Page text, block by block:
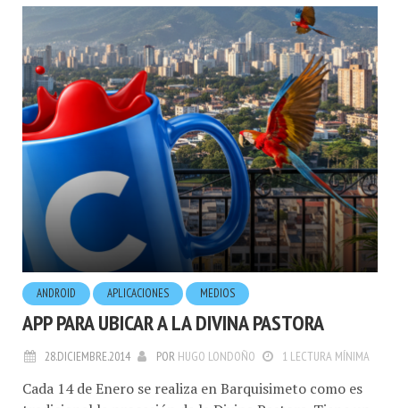
ANDROID APLICACIONES MEDIOS
APP PARA UBICAR A LA DIVINA PASTORA
28.DICIEMBRE.2014 POR HUGO LONDOÑO 1 LECTURA MÍNIMA
Cada 14 de Enero se realiza en Barquisimeto como es